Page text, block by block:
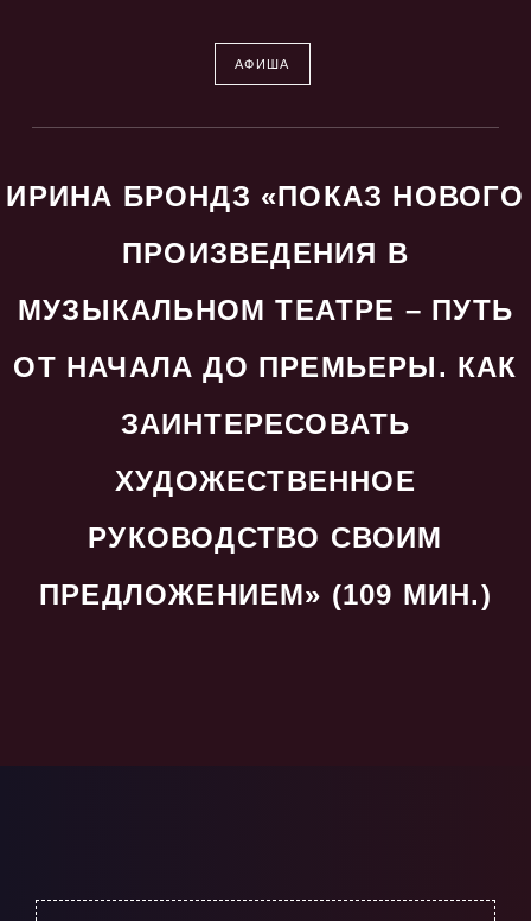
АФИША
ИРИНА БРОНДЗ «ПОКАЗ НОВОГО
ПРОИЗВЕДЕНИЯ В
МУЗЫКАЛЬНОМ ТЕАТРЕ – ПУТЬ
ОТ НАЧАЛА ДО ПРЕМЬЕРЫ. КАК
ЗАИНТЕРЕСОВАТЬ
ХУДОЖЕСТВЕННОЕ
РУКОВОДСТВО СВОИМ
ПРЕДЛОЖЕНИЕМ» (109 МИН.)